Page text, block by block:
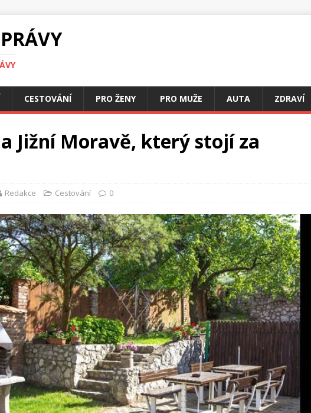
CESTOVÁNÍ PRO ŽENY PRO MUŽE AUTA ZDRAVÍ
Jižní Moravě, který stojí za
Redakce Cestování 0